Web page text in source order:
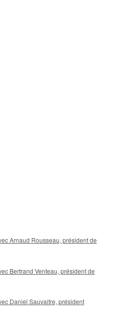
Arnaud Rousseau, président de
Bertrand Venteau, président de
Daniel Sauvaitre, président